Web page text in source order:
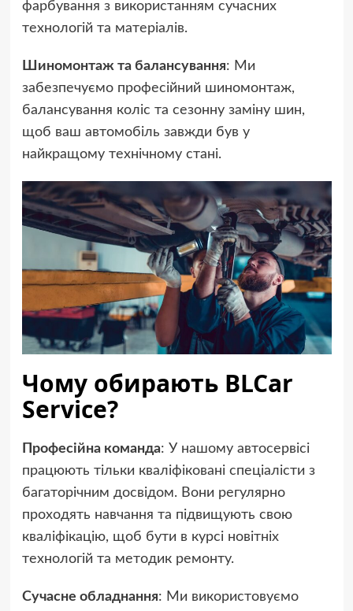
фарбування з використанням сучасних
технологій та матеріалів.
Шиномонтаж та балансування: Ми
забезпечуємо професійний шиномонтаж,
балансування коліс та сезонну заміну шин,
щоб ваш автомобіль завжди був у
найкращому технічному стані.
Чому обирають BLCar
Service?
Професійна команда: У нашому автосервісі
працюють тільки кваліфіковані спеціалісти з
багаторічним досвідом. Вони регулярно
проходять навчання та підвищують свою
кваліфікацію, щоб бути в курсі новітніх
технологій та методик ремонту.
Сучасне обладнання: Ми використовуємо